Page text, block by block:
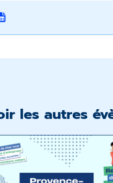
les autres